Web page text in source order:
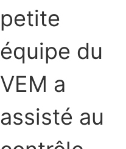
petite
équipe du
VEM a
assisté au